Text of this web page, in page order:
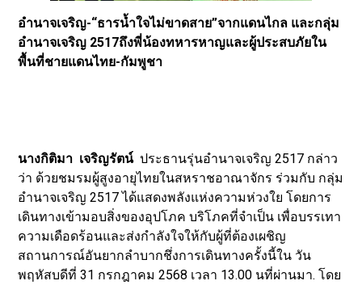
อำนาจเจริญ-“ธารน้ำใจไม่ขาดสาย”จากแดนไกล และกลุ่ม
อำนาจเจริญ 2517ถึงพี่น้องทหารหาญและผู้ประสบภัยใน
พื้นที่ชายแดนไทย-กัมพูชา
นางกิติมา เจริญรัตน์ประธานรุ่นอำนาจเจริญ 2517 กล่าว
ว่า ด้วยชมรมผู้สูงอายุไทยในสหราชอาณาจักร ร่วมกับ กลุ่ม
อำนาจเจริญ 2517 ได้แสดงพลังแห่งความห่วงใย โดยการ
เดินทางเข้ามอบสิ่งของอุปโภค บริโภคที่จำเป็น เพื่อบรรเทา
ความเดือดร้อนและส่งกำลังใจให้กับผู้ที่ต้องเผชิญ
สถานการณ์อันยากลำบากชึ่งการเดินทางครั้งนี้ใน วัน
พฤหัสบดีที่ 31 กรกฎาคม 2568 เวลา 13.00 นที่ผ่านมา. โดย